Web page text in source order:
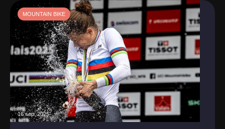
MOUNTAIN BIKE
16 sep. 2025